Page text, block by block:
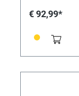
€ 92,99*